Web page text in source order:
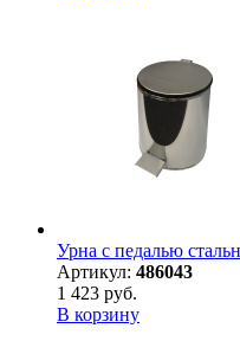
Урна с педалью
Артикул: 486043
1 423 руб.
В корзину